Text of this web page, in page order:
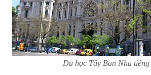
Du học Tây Ban Nha tiếng